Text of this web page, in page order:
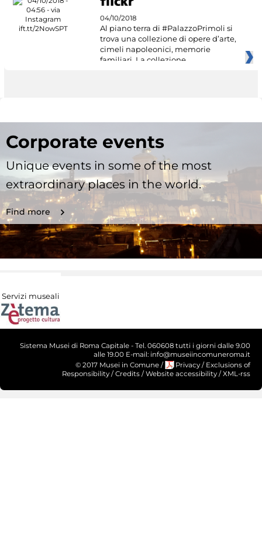
04/10/2018
Al piano terra di #PalazzoPrimoli si
trova una collezione di opere d’arte,
cimeli napoleonici, memorie
familiari. La collezione
Corporate events
Unique events in some of the most
extraordinary places in the world.
Find more
Servizi museali
Sistema Musei di Roma Capitale - Tel. 060608 tutti i giorni dalle 9.00
alle 19.00 E-mail: info@museiincomuneroma.it
© 2017 Musei in Comune / Privacy / Exclusions of
Responsibility / Credits / Website accessibility / XML-rss